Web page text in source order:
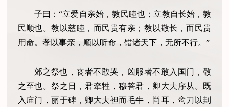
子曰：“立爱自亲始，教民睦也；立教自长始，教
民顺也。教以慈睦，而民贵有亲；教以敬长，而民贵
用命。孝以事亲，顺以听命，错诸天下，无所不行。”
郊之祭也，丧者不敢哭，凶服者不敢入国门，敬
之至也。祭之日，君牵牲，穆答君，卿大夫序从。既
入庙门，丽于碑，卿大夫袒而毛牛，尚耳，鸾刀以刲